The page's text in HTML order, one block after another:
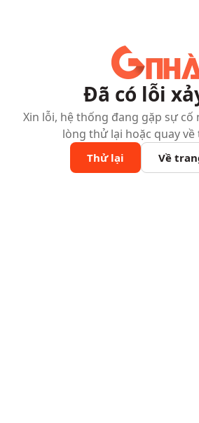
Đã có lỗi
Xin lỗi, hệ thống đang gặp sự cố
lòng thử lại hoặc quay về
Thử lại Về